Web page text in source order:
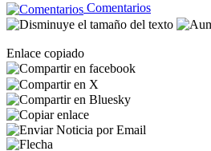
Comentarios
Enlace copiado